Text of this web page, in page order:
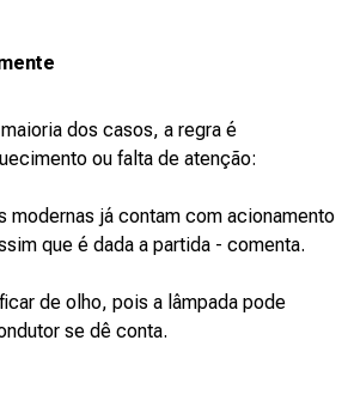
dos casos, a regra é
ou falta de atenção:
modernas já contam com acionamento
que é dada a partida - comenta.
de olho, pois a lâmpada pode
se dê conta.